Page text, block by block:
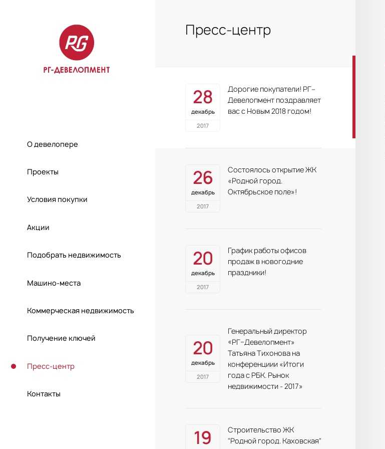
О девелопере
Проекты
Условия покупки
Акции
Подобрать недвижимость
Машино-места
Коммерческая недвижимость
Получение ключей
Пресс-центр
Контакты
Пресс-центр
28
декабрь
2017
Дорогие покупатели! РГ–
Девелопмент поздравляет
вас с Новым 2018 годом!
26
декабрь
2017
Состоялось открытие ЖК
«Родной город.
Октябрьское поле»!
20
декабрь
2017
График работы офисов
продаж в новогодние
праздники!
20
декабрь
2017
Генеральный директор
«РГ–Девелопмент»
Татьяна Тихонова на
конференциии «Итоги
года с РБК. Рынок
недвижимости - 2017»
19
Строительство ЖК
"Родной город. Каховская"